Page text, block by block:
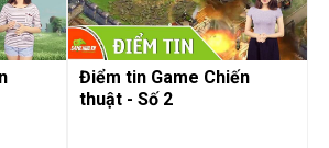
Điểm tin Game Chiến
thuật - Số 2